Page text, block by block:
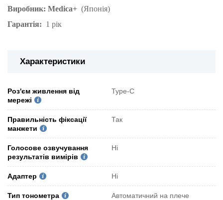
Виробник: Medica+ (Японія)
Гарантія: 1 рік
Характеристики
Роз'єм живлення від
мережі
Type-C
Правильність фіксації
манжети
Так
Голосове озвучування
результатів вимірів
Ні
Адаптер Ні
Тип тонометра Автоматичний на плече